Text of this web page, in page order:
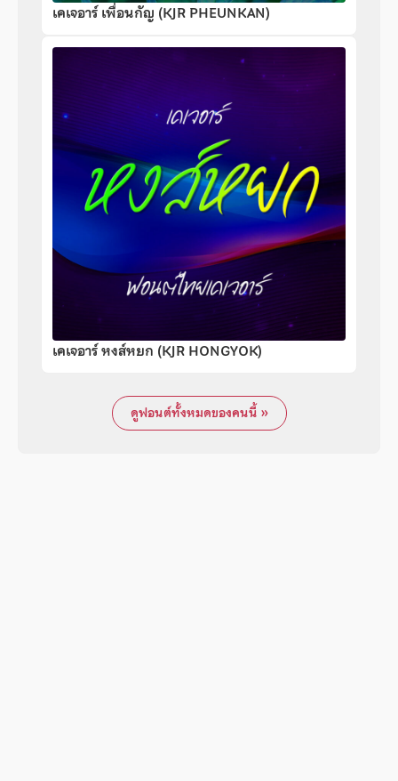
เคเจอาร์ เพื่อนกัญ (KJR PHEUNKAN)
เคเจอาร์ หงส์หยก (KJR HONGYOK)
ดูฟอนต์ทั้งหมดของคนนี้ »